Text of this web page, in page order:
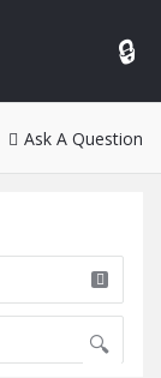
Ask A Question